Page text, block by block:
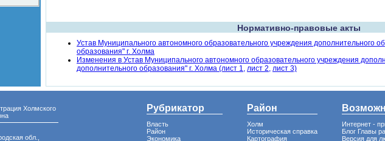
Нормативно-правовые акты
Устав Муниципального автономного образовательного учреждения дополнительного
образования" г. Холма
Изменения в Устав Муниципального автономного образовательного учреждения
дополнительного образования" г. Холма (лист 1, лист 2, лист 3)
Холмского
обл.,
Рубрикатор
Власть
Район
Экономика
Район
Холм
Историческая справка
Картография
Интернет -
Блог Главы
Версия для